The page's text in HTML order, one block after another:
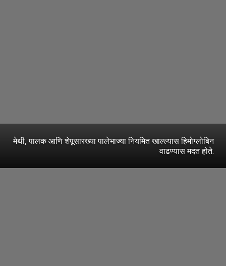
मेथी, पालक आणि शेपूसारख्या पालेभाज्या नियमित खाल्ल्यास हिमोग्लोबिन
वाढण्यास मदत होते.